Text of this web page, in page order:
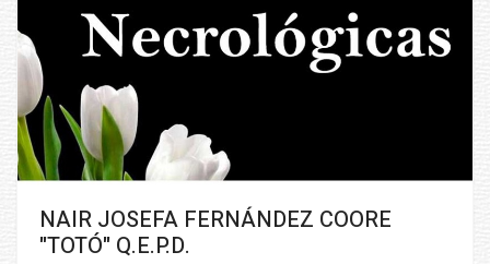
NAIR JOSEFA FERNÁNDEZ COORE
"TOTÓ" Q.E.P.D.